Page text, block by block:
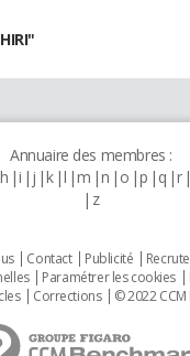
Annuaire des membres :
h i j k l m n o p q r
z
Contact Publicité
Paramétrer les cookies
Corrections © 2022